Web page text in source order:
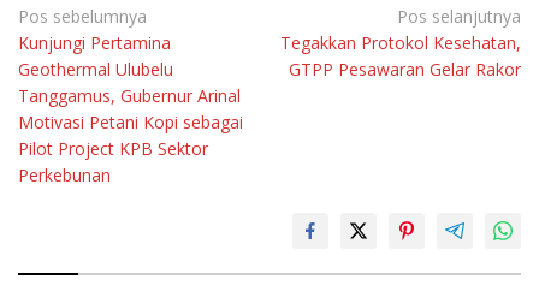
Navigasi
pos
Pos sebelumnya
Kunjungi Pertamina
Geothermal Ulubelu
Tanggamus, Gubernur Arinal
Motivasi Petani Kopi sebagai
Pilot Project KPB Sektor
Perkebunan
Pos selanjutnya
Tegakkan Protokol Kesehatan,
GTPP Pesawaran Gelar Rakor